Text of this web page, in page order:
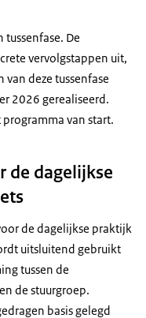
De
vervolgstappen uit,
deze tussenfase
2026 gerealiseerd.
van start.
de dagelijkse
de dagelijkse praktijk
uitsluitend gebruikt
tussen de
de stuurgroep.
basis gelegd